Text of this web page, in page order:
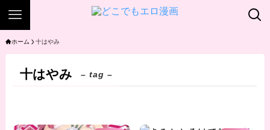
ホーム 十はやみ
十はやみ – tag –